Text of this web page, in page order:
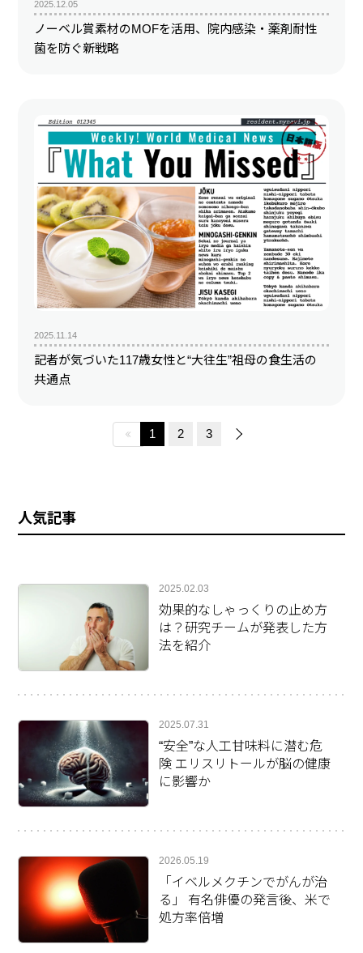
2025.12.05
ノーベル賞素材のMOFを活用、院内感染・薬剤耐性
菌を防ぐ新戦略
2025.11.14
記者が気づいた117歳女性と“大往生”祖母の食生活の
共通点
1 2 3
人気記事
2025.02.03
効果的なしゃっくりの止め方
は？研究チームが発表した方
法を紹介
2025.07.31
“安全”な人工甘味料に潜む危
険 エリスリトールが脳の健康
に影響か
2026.05.19
「イベルメクチンでがんが治
る」 有名俳優の発言後、米で
処方率倍増